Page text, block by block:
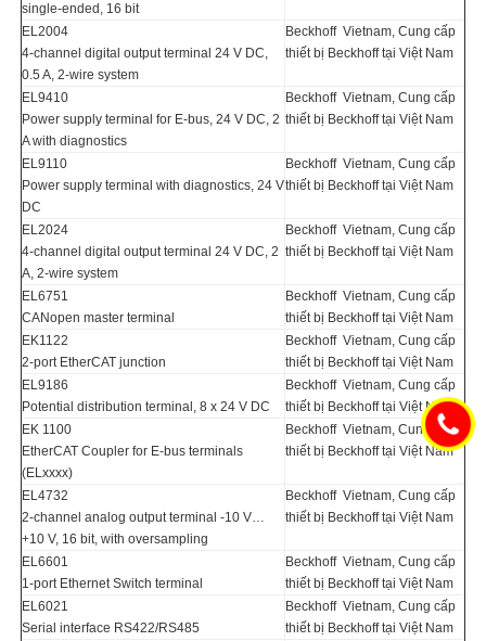
single-ended, 16 bit
EL2004
4-channel digital output terminal 24 V DC,
0.5 A, 2-wire system
Beckhoff Vietnam, Cung cấp
thiết bị Beckhoff tại Việt Nam
EL9410
Power supply terminal for E-bus, 24 V DC, 2
A with diagnostics
Beckhoff Vietnam, Cung cấp
thiết bị Beckhoff tại Việt Nam
EL9110
Power supply terminal with diagnostics, 24 V
DC
Beckhoff Vietnam, Cung cấp
thiết bị Beckhoff tại Việt Nam
EL2024
4-channel digital output terminal 24 V DC, 2
A, 2-wire system
Beckhoff Vietnam, Cung cấp
thiết bị Beckhoff tại Việt Nam
EL6751
CANopen master terminal
Beckhoff Vietnam, Cung cấp
thiết bị Beckhoff tại Việt Nam
EK1122
2-port EtherCAT junction
Beckhoff Vietnam, Cung cấp
thiết bị Beckhoff tại Việt Nam
EL9186
Potential distribution terminal, 8 x 24 V DC
Beckhoff Vietnam, Cung cấp
thiết bị Beckhoff tại Việt Nam
EK 1100
EtherCAT Coupler for E-bus terminals
(ELxxxx)
Beckhoff Vietnam, Cung cấp
thiết bị Beckhoff tại Việt Nam
EL4732
2-channel analog output terminal -10 V…
+10 V, 16 bit, with oversampling
Beckhoff Vietnam, Cung cấp
thiết bị Beckhoff tại Việt Nam
EL6601
1-port Ethernet Switch terminal
Beckhoff Vietnam, Cung cấp
thiết bị Beckhoff tại Việt Nam
EL6021
Serial interface RS422/RS485
Beckhoff Vietnam, Cung cấp
thiết bị Beckhoff tại Việt Nam